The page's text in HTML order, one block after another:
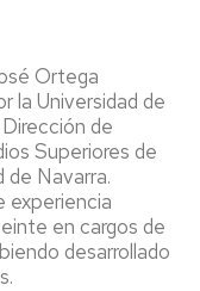
Ortega
la Universidad de
de
Superiores de
de Navarra.
experiencia
en cargos de
desarrollado